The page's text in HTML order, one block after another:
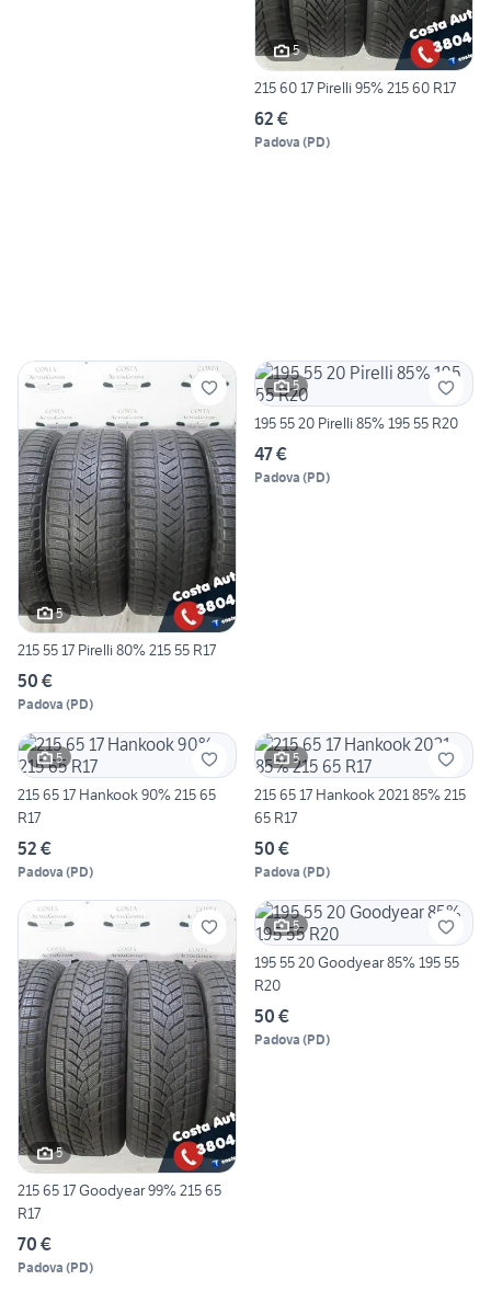
5
215 60 17 Pirelli 95% 215 60 R17
62 €
Padova (PD)
5
215 55 17 Pirelli 80% 215 55 R17
50 €
Padova (PD)
5
195 55 20 Pirelli 85% 195 55 R20
47 €
Padova (PD)
5
215 65 17 Hankook 90% 215 65
R17
52 €
Padova (PD)
5
215 65 17 Hankook 2021 85% 215
65 R17
50 €
Padova (PD)
5
215 65 17 Goodyear 99% 215 65
R17
70 €
Padova (PD)
5
195 55 20 Goodyear 85% 195 55
R20
50 €
Padova (PD)